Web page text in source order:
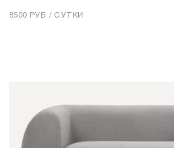
8500 РУБ / СУТКИ